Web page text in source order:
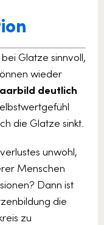
Glatze sinnvoll,
wieder
deutlich
die Glatze sinkt.
unwohl,
Menschen
Dann ist
die
zu